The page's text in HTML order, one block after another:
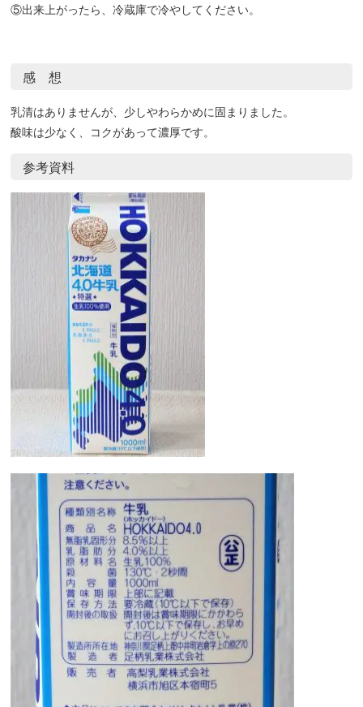
⑤出来上がったら、冷蔵庫で冷やしてください。
感 想
乳清はありませんが、少しやわらかめに固まりました。
酸味は少なく、コクがあって濃厚です。
参考資料